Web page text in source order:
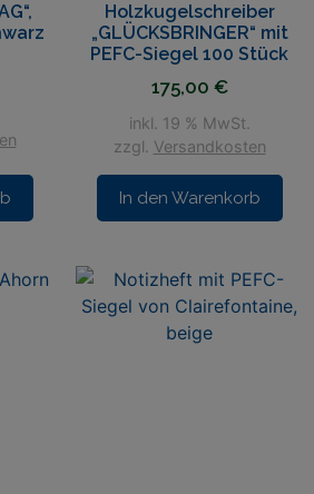
Holzkugelschreiber
„GLÜCKSBRINGER“ mit
PEFC-Siegel 100 Stück
175,00 €
inkl. 19 % MwSt.
zzgl. Versandkosten
In den Warenkorb